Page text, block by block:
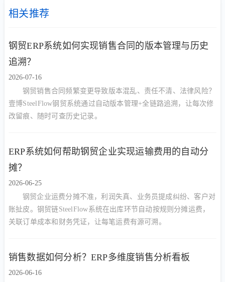
相关推荐
钢贸ERP系统如何实现销售合同的版本管理与历史
追溯？
2026-07-16
钢贸销售合同频繁变更导致版本混乱、责任不清、法律风险？
壹博SteelFlow钢贸系统通过自动版本管理+全链路追溯，让每次修
改留痕、随时可查历史记录。
ERP系统如何帮助钢贸企业实现运输费用的自动分
摊？
2026-06-25
钢贸企业运费分摊不准，利润失真、业务员提成纠纷、客户对
账扯皮。钢贸链SteelFlow系统在出库环节自动按规则分摊运费，
关联订单成本和财务凭证，让每笔运费有源可溯。
销售数据如何分析？ERP多维度销售分析看板
2026-06-16